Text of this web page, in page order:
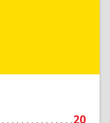
20
Елена